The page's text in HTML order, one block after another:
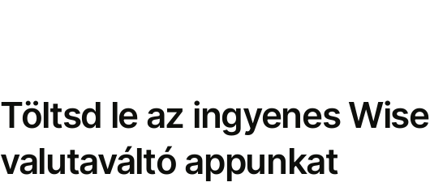
Töltsd le az ingyenes Wise
valutaváltó appunkat